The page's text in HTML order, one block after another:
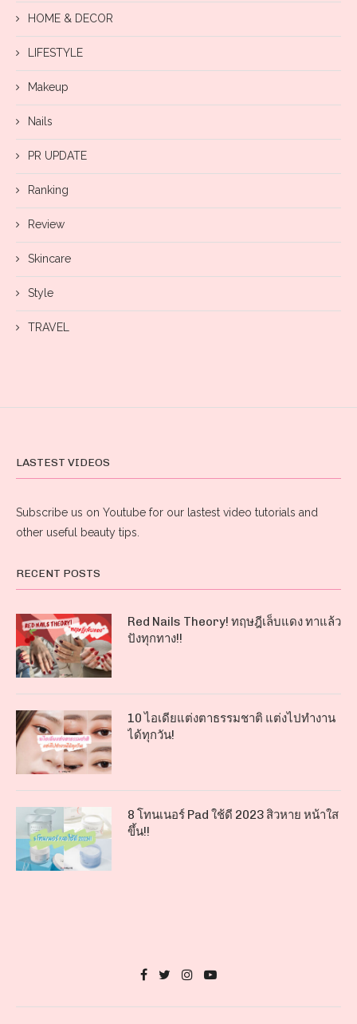
HOME & DECOR
LIFESTYLE
Makeup
Nails
PR UPDATE
Ranking
Review
Skincare
Style
TRAVEL
LASTEST VIDEOS
Subscribe us on Youtube for our lastest video tutorials and
other useful beauty tips.
RECENT POSTS
Red Nails Theory! ทฤษฎีเล็บแดง ทาแล้ว
ปังทุกทาง!!
10 ไอเดียแต่งตาธรรมชาติ แต่งไปทำงาน
ได้ทุกวัน!
8 โทนเนอร์ Pad ใช้ดี 2023 สิวหาย หน้าใส
ขึ้น!!